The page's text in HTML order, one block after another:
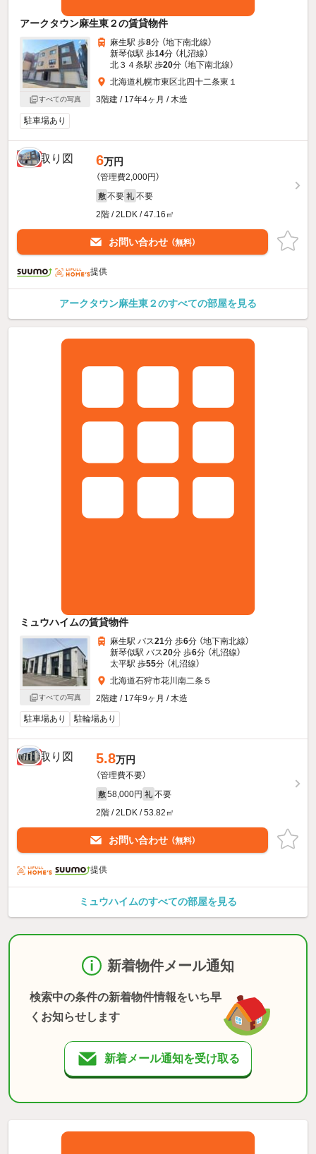
アークタウン麻生東２の賃貸物件
すべての写真
麻生駅 歩8分 （地下南北線）
新琴似駅 歩14分 （札沼線）
北３４条駅 歩20分 （地下南北線）
北海道札幌市東区北四十二条東１
3階建 / 17年4ヶ月 / 木造
駐車場あり
新着 6万円
（管理費2,000円）
敷 不要 礼 不要
2階 / 2LDK / 47.16㎡
お問い合わせ （無料）
提供
アークタウン麻生東２のすべての部屋を見る
ミュウハイムの賃貸物件
すべての写真
麻生駅 バス21分 歩6分 （地下南北線）
新琴似駅 バス20分 歩6分 （札沼線）
太平駅 歩55分 （札沼線）
北海道石狩市花川南二条５
2階建 / 17年9ヶ月 / 木造
駐車場あり 駐輪場あり
新着 5.8万円
（管理費不要）
敷 58,000円 礼 不要
2階 / 2LDK / 53.82㎡
お問い合わせ （無料）
提供
ミュウハイムのすべての部屋を見る
新着物件メール通知
検索中の条件の新着物件情報をいち早
くお知らせします
新着メール通知を受け取る